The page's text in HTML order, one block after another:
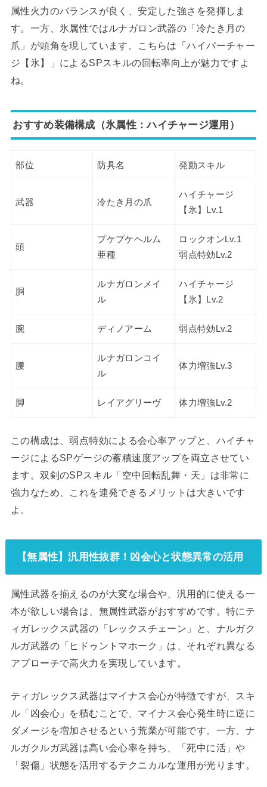
属性火力のバランスが良く、安定した強さを発揮しま
す。一方、氷属性ではルナガロン武器の「冷たき月の
爪」が頭角を現しています。こちらは「ハイパーチャー
ジ【氷】」によるSPスキルの回転率向上が魅力ですよ
ね。
おすすめ装備構成（氷属性：ハイチャージ運用）
部位 防具名 発動スキル
武器 冷たき月の爪
ハイチャージ
【氷】Lv.1
頭
プケプケヘルム
亜種
ロックオンLv.1
弱点特効Lv.2
胴
ルナガロンメイ
ル
ハイチャージ
【氷】Lv.2
腕 ディノアーム 弱点特効Lv.2
腰
ルナガロンコイ
ル
体力増強Lv.3
脚 レイアグリーヴ 体力増強Lv.2
この構成は、弱点特効による会心率アップと、ハイチャ
ージによるSPゲージの蓄積速度アップを両立させてい
ます。双剣のSPスキル「空中回転乱舞・天」は非常に
強力なため、これを連発できるメリットは大きいです
よ。
【無属性】汎用性抜群！凶会心と状態異常の活用
属性武器を揃えるのが大変な場合や、汎用的に使える一
本が欲しい場合は、無属性武器がおすすめです。特にテ
ィガレックス武器の「レックスチェーン」と、ナルガク
ルガ武器の「ヒドゥントマホーク」は、それぞれ異なる
アプローチで高火力を実現しています。
ティガレックス武器はマイナス会心が特徴ですが、スキ
ル「凶会心」を積むことで、マイナス会心発生時に逆に
ダメージを増加させるという荒業が可能です。一方、ナ
ルガクルガ武器は高い会心率を持ち、「死中に活」や
「裂傷」状態を活用するテクニカルな運用が光ります。